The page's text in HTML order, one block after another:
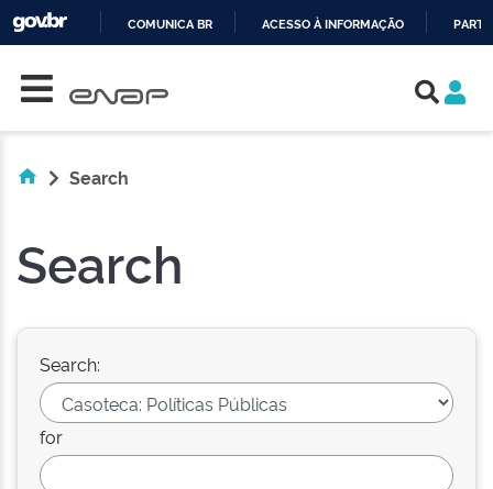
COMUNICA BR ACESSO À INFORMAÇÃO
Search
Search
Search:
for